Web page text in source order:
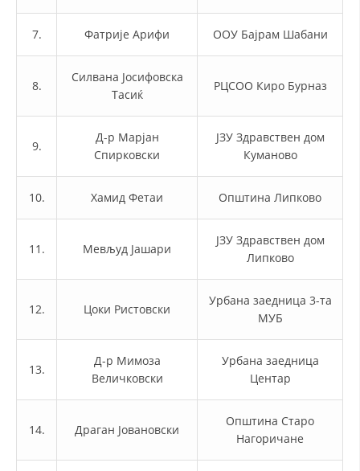
ПРОМОЦИЈА НА ХУМАНИ ВРЕДНОСТИ
СОЦИЈАЛНО ХУМАНИТАРНА ДЕЈНОСТ
ПОДГОТВЕНОСТ И ДЕЈСТВО ПРИ КАТАСТРОФИ
ЗНАЧЕЊЕ НА СЛУЖБАТА ЗА БАРАЊЕ
ЗДРАВСТВЕНО ПРЕВЕНТИВНА ДЕЈНОСТ
7. Фатрије Арифи ООУ Бајрам Шабани
8.
Силвана Јосифовска
Тасиќ
РЦСОО Киро Бурназ
9.
Д-р Марјан
Спирковски
ЈЗУ Здравствен дом
Куманово
10. Хамид Фетаи Општина Липково
11. Мевљуд Јашари
ЈЗУ Здравствен дом
Липково
12. Цоки Ристовски
Урбана заедница 3-та
МУБ
13.
Д-р Мимоза
Величковски
Урбана заедница
Центар
14. Драган Јовановски
Општина Старо
Нагоричане